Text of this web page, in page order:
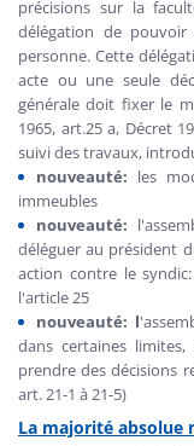
précisions sur la
délégation de
personne. Cette
acte ou une seule
générale doit fixer le
1965, art.25 a, Décret
suivi des travaux,
nouveauté: les
immeubles
nouveauté:
déléguer au président
action contre le
l'article 25
nouveauté: l
dans certaines
prendre des décisions
art. 21-1 à 21-5)
La majorité absolue